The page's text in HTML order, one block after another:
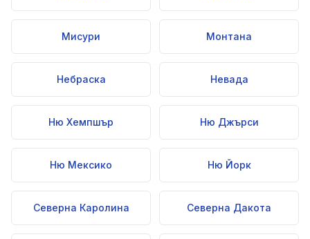
Мисури Монтана
Небраска Невада
Ню Хемпшър Ню Джърси
Ню Мексико Ню Йорк
Северна Каролина Северна Дакота